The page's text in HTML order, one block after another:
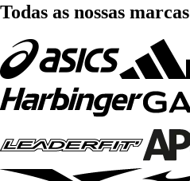
Todas as nossas marcas